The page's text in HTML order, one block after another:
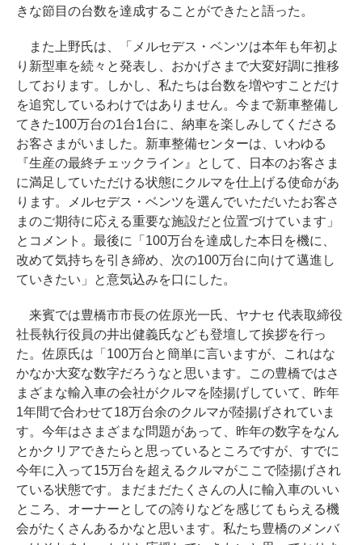
きな節目の台数を達成することができたと語った。
また上野氏は、「メルセデス・ベンツは本年も年初よ
り新型車を続々と発表し、おかげさまで大変好調に推移
しております。しかし、私たちは台数を増やすことだけ
を追究しているわけではありません。今まで新車整備し
てきた100万台の1台1台に、納車を楽しみしてくださる
お客さまがいました。新車整備センターは、いわゆる
『生産の最終チェックライン』として、日本のお客さま
に満足していただける状態にクルマを仕上げる使命があ
ります。メルセデス・ベンツを選んでいただいたお客さ
まのご期待に応える重要な施設だと位置づけています」
とコメント。最後に「100万台を達成した本日を機に、
改めて気持ちを引き締め、次の100万台に向けて邁進し
ていきたい」と意気込みを口にした。
来賓では豊橋市市長の佐原光一氏、ヤナセ 代表取締役
社長執行役員の井出健義氏なども登壇して挨拶を行っ
た。佐原氏は「100万台と簡単に言いますが、これはな
かなか大変な数字だろうなと思います。この豊橋ではさ
まざまな輸入車の会社がクルマを陸揚げしていて、昨年
1年間で合わせて18万台余のクルマが陸揚げされていま
す。今年はさまざまな問題があって、昨年の数字をなん
とかクリアできたらと思っているところですが、すでに
今年に入って15万台を超えるクルマがここで陸揚げされ
ている状態です。まだまだたくさんの人に輸入車のいい
ところ、オーナーとしての誇りなどを感じてもらえる機
会がたくさんあるかなと思います。私たち豊橋のメンバ